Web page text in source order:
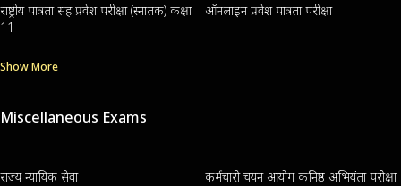
राष्ट्रीय पात्रता सह प्रवेश परीक्षा (स्नातक) कक्षा
11
ऑनलाइन प्रवेश पात्रता परीक्षा
Show More
Miscellaneous Exams
राज्य न्यायिक सेवा कर्मचारी चयन आयोग कनिष्ठ अभियंता परीक्षा